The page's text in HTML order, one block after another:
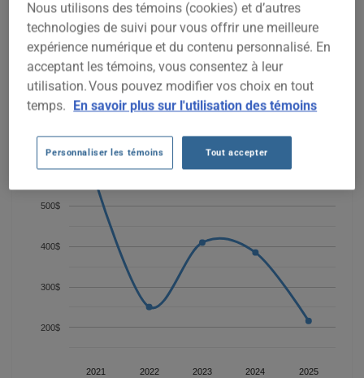
augmentation significative de 251 $ à 410 $ entre 2022 et 2023,
les coûts ont légèrement diminué à 385 $ en 2024, avant de
chuter considérablement à 216 $ en 2025, reflétant
probablement la dépréciation continue du véhicule.
Pour trouver la meilleur assurance pour votre véhicule
CHEVROLET MALIBU 2007, il est plus important que jamais de
comparer les options disponibles.
2021 2022 2023 2024 2025
200$
300$
400$
500$
Nous utilisons des témoins (cookies) et d’autres
technologies de suivi pour vous offrir une meilleure
expérience numérique et du contenu personnalisé. En
acceptant les témoins, vous consentez à leur
utilisation. Vous pouvez modifier vos choix en tout
temps. En savoir plus sur l'utilisation des témoins
Personnaliser les témoins Tout accepter